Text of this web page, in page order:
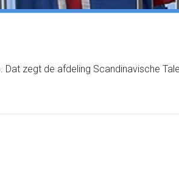
zegt de afdeling Scandinavische